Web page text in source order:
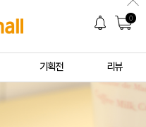
0
기획전 리뷰